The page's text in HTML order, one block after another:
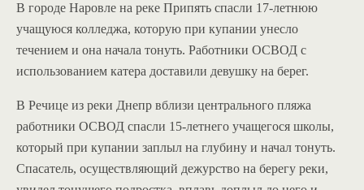
В городе Наровле на реке Припять спасли 17-летнюю
учащуюся колледжа, которую при купании унесло
течением и она начала тонуть. Работники ОСВОД с
использованием катера доставили девушку на берег.
В Речице из реки Днепр вблизи центрального пляжа
работники ОСВОД спасли 15-летнего учащегося школы,
который при купании заплыл на глубину и начал тонуть.
Спасатель, осуществляющий дежурство на берегу реки,